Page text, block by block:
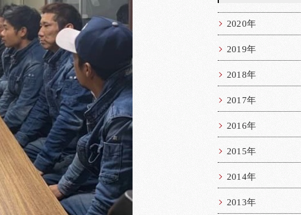
2020年
2019年
2018年
2017年
2016年
2015年
2014年
2013年